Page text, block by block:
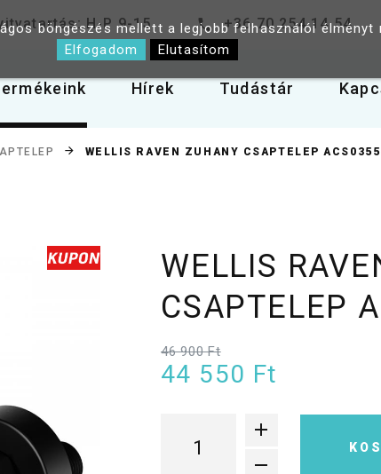
H-P 9-15 +36 70 254 14 54
Hírek Tudástár
WELLIS RAVEN ZUHANY CSAPTELEP ACS0355
WELLIS
CSAPTELEP
46 900 Ft
44 550 Ft
böngészés mellett a legjobb felhasználói
Elfogadom
Elutasítom